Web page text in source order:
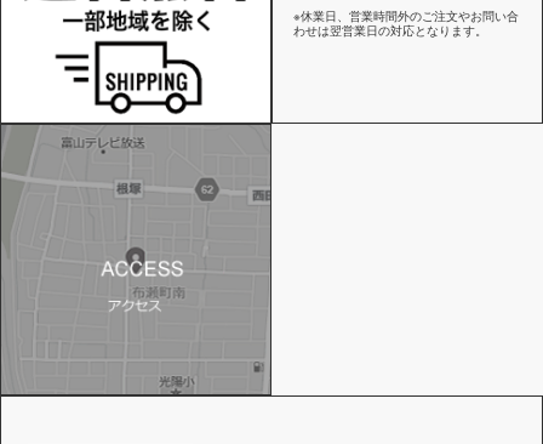
※休業日、営業時間外のご注文やお問い合
わせは翌営業日の対応となります。